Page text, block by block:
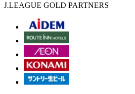
J.LEAGUE GOLD PARTNERS